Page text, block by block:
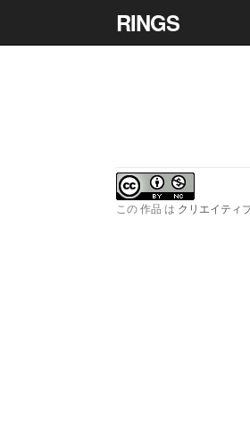
RINGS
この 作品 は クリエイティ